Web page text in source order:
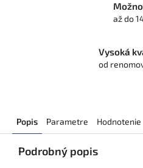
až do
Vysoká
od
Popis Parametre Hodnotenie
Podrobný popis